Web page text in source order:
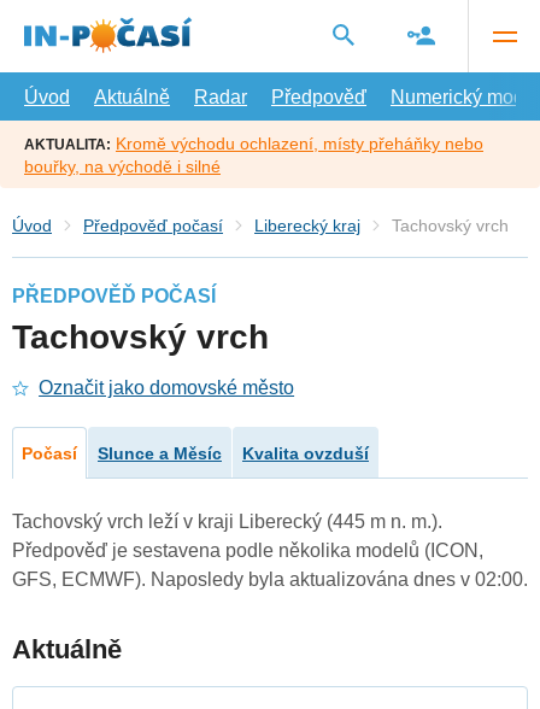
hlavní
Úvod
Aktuálně Radar Předpověď Numerický model
AKTUALITA: Kromě východu ochlazení, místy přeháňky nebo
bouřky, na východě i silné
Úvod Předpověď počasí Liberecký kraj Tachovský vrch
PŘEDPOVĚĎ POČASÍ
Tachovský vrch
Označit jako domovské město
Počasí Slunce a Měsíc Kvalita ovzduší
Tachovský vrch leží v kraji Liberecký (445 m n. m.).
Předpověď je sestavena podle několika modelů (ICON,
GFS, ECMWF). Naposledy byla aktualizována dnes v 02:00.
Aktuálně